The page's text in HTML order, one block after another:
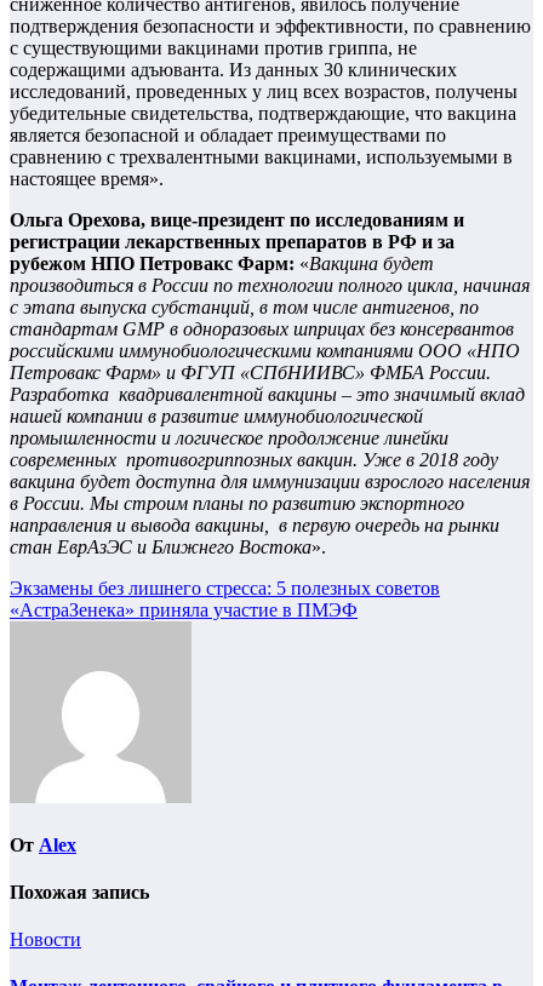
сниженное количество антигенов, явилось получение
подтверждения безопасности и эффективности, по сравнению
с существующими вакцинами против гриппа, не
содержащими адъюванта. Из данных 30 клинических
исследований, проведенных у лиц всех возрастов, получены
убедительные свидетельства, подтверждающие, что вакцина
является безопасной и обладает преимуществами по
сравнению с трехвалентными вакцинами, используемыми в
настоящее время».
Ольга Орехова, вице-президент по исследованиям и
регистрации лекарственных препаратов в РФ и за
рубежом НПО Петровакс Фарм: «Вакцина будет
производиться в России по технологии полного цикла, начиная
с этапа выпуска субстанций, в том числе антигенов, по
стандартам GMP в одноразовых шприцах без консервантов
российскими иммунобиологическими компаниями ООО «НПО
Петровакс Фарм» и ФГУП «СПбНИИВС» ФМБА России.
Разработка квадривалентной вакцины – это значимый вклад
нашей компании в развитие иммунобиологической
промышленности и логическое продолжение линейки
современных противогриппозных вакцин. Уже в 2018 году
вакцина будет доступна для иммунизации взрослого населения
в России. Мы строим планы по развитию экспортного
направления и вывода вакцины, в первую очередь на рынки
стан ЕврАзЭС и Ближнего Востока».
Навигация
по
Экзамены без лишнего стресса: 5 полезных советов
«АстраЗенека» приняла участие в ПМЭФ
От Alex
Похожая запись
Новости